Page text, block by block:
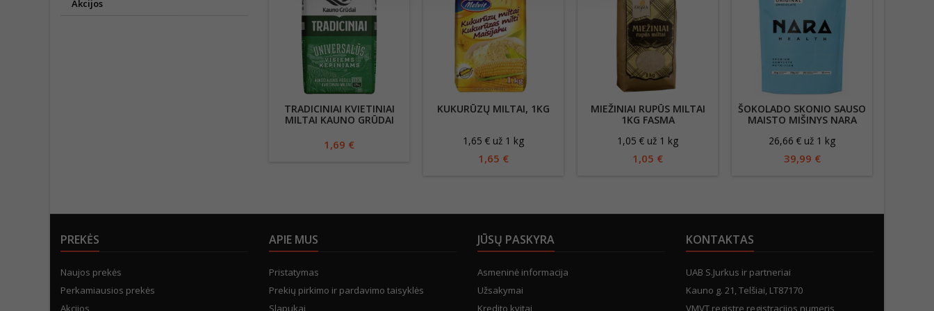
Akcijos
TRADICINIAI KVIETINIAI
MILTAI KAUNO GRŪDAI
1,69 €
KUKURŪZŲ MILTAI, 1KG
1,65 € už 1 kg
1,65 €
MIEŽINIAI RUPŪS MILTAI
1KG FASMA
1,05 € už 1 kg
1,05 €
ŠOKOLADO SKONIO SAUSO
MAISTO MIŠINYS NARA
26,66 € už 1 kg
39,99 €
PREKĖS
Naujos prekės
Perkamiausios prekės
Akcijos
APIE MUS
Pristatymas
Prekių pirkimo ir pardavimo taisyklės
Slapukai
JŪSŲ PASKYRA
Asmeninė informacija
Užsakymai
Kredito kvitai
KONTAKTAS
UAB S.Jurkus ir partneriai
Kauno g. 21, Telšiai, LT87170
VMVT registre registracijos numeris